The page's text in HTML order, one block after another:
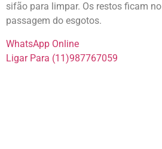
sifão para limpar. Os restos ficam
passagem do esgotos.
WhatsApp Online
Ligar Para (11)987767059